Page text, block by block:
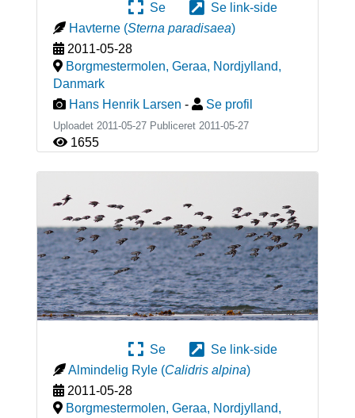
Se
Se link-side
Havterne (Sterna paradisaea)
2011-05-28
Borgmestermolen, Geraa, Nordjylland,
Danmark
Hans Henrik Larsen - Se profil
Uploadet 2011-05-27 Publiceret 2011-05-27
1655
Se
Se link-side
Almindelig Ryle (Calidris alpina)
2011-05-28
Borgmestermolen, Geraa, Nordjylland,